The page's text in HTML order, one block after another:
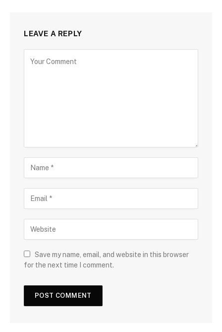
LEAVE A REPLY
Save my name, email, and website in this browser
for the next time I comment.